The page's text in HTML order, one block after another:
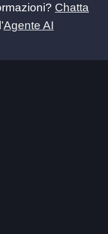
Chatta
Agente AI